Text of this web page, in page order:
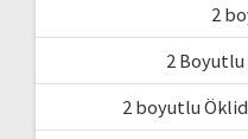
2
2
2 boyutlu Öklid